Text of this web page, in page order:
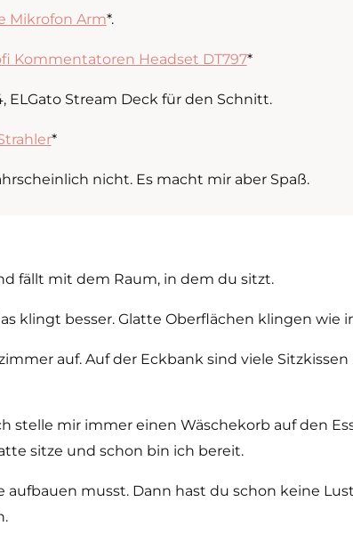
Mikrofon Arm*.
Kommentatoren Headset DT797*
ELGato Stream Deck für den Schnitt.
*
nicht. Es macht mir aber Spaß.
fällt mit dem Raum, in dem du sitzt.
klingt besser. Glatte Oberflächen klingen wie
auf. Auf der Eckbank sind viele
stelle mir immer einen Wäschekorb auf den
sitze und schon bin ich bereit.
musst. Dann hast du schon keine